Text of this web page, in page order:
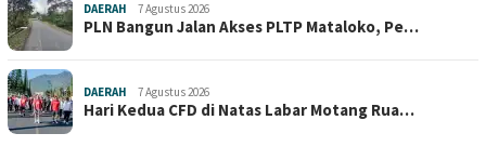
DAERAH 7 Agustus 2026
PLN Bangun Jalan Akses PLTP Mataloko, Pe…
DAERAH 7 Agustus 2026
Hari Kedua CFD di Natas Labar Motang Rua…